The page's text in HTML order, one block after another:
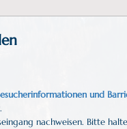
und
nachweisen. Bitte